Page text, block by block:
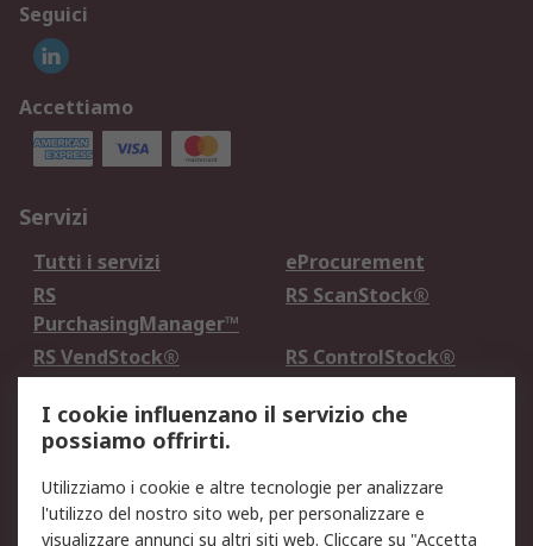
Seguici
Accettiamo
Servizi
Tutti i servizi
eProcurement
RS
PurchasingManager™
RS ScanStock®
RS VendStock®
RS ControlStock®
Legale
Informativa Cookie
Informativa Privacy -
Aggiornata
I cookie influenzano il servizio che
possiamo offrirti.
Utilizziamo i cookie e altre tecnologie per analizzare
l'utilizzo del nostro sito web, per personalizzare e
visualizzare annunci su altri siti web. Cliccare su "Accetta